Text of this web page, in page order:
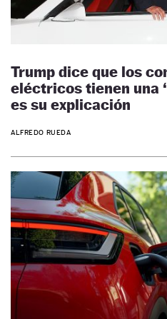
Trump dice que los
eléctricos tienen una
es su explicación
ALFREDO RUEDA